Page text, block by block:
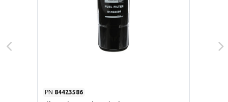
PN 84423586